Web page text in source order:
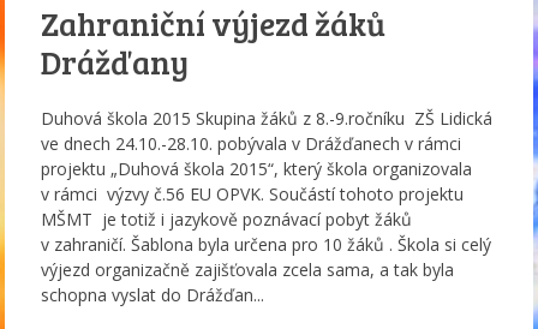
Zahraniční výjezd žáků
Drážďany
Duhová škola 2015 Skupina žáků z 8.-9.ročníku ZŠ Lidická
ve dnech 24.10.-28.10. pobývala v Drážďanech v rámci
projektu „Duhová škola 2015“, který škola organizovala
v rámci výzvy č.56 EU OPVK. Součástí tohoto projektu
MŠMT je totiž i jazykově poznávací pobyt žáků
v zahraničí. Šablona byla určena pro 10 žáků . Škola si celý
výjezd organizačně zajišťovala zcela sama, a tak byla
schopna vyslat do Drážďan...